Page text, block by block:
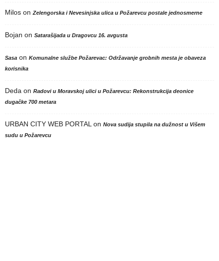
Milos on Zelengorska i Nevesinjska ulica u Požarevcu postale jednosmerne
Bojan on Satarašijada u Dragovcu 16. avgusta
Sasa on Komunalne službe Požarevac: Održavanje grobnih mesta je obaveza
korisnika
Deda on Radovi u Moravskoj ulici u Požarevcu: Rekonstrukcija deonice
dugačke 700 metara
URBAN CITY WEB PORTAL on Nova sudija stupila na dužnost u Višem
sudu u Požarevcu